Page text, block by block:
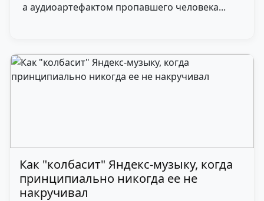
а аудиоартефактом пропавшего человека...
Как "колбасит" Яндекс-музыку, когда
принципиально никогда ее не
накручивал